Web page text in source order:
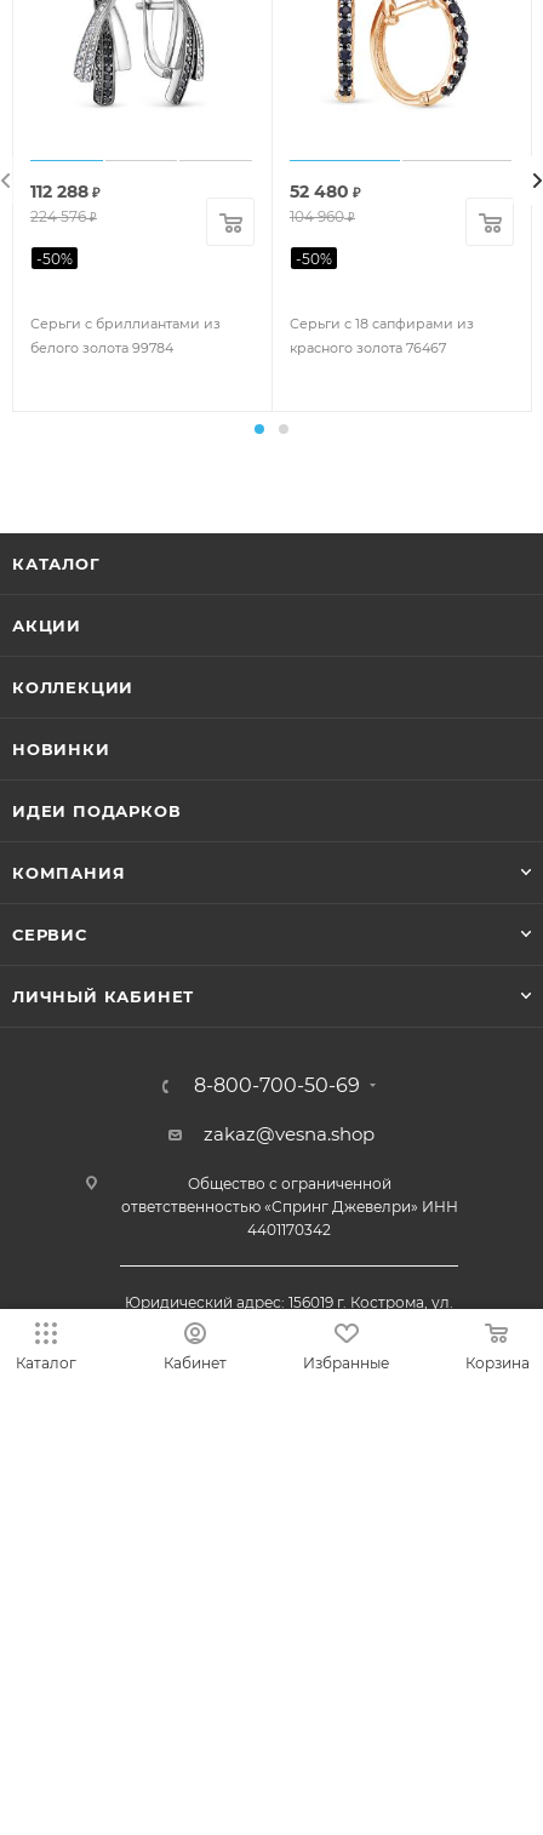
Серьги с бриллиантами из
белого золота 99784
112 288 ₽
224 576₽
-50%
Серьги с 18 сапфирами из
красного золота 76467
52 480 ₽
104 960₽
-50%
КАТАЛОГ
АКЦИИ
КОЛЛЕКЦИИ
НОВИНКИ
ИДЕИ ПОДАРКОВ
КОМПАНИЯ
СЕРВИС
ЛИЧНЫЙ КАБИНЕТ
8-800-700-50-69
zakaz@vesna.shop
Общество с ограниченной
ответственностью «Спринг Джевелри» ИНН
4401170342
Юридический адрес: 156019 г. Кострома, ул.
Индустриальная, д. 50/2, помещение 9, к. 19.
Каталог Кабинет Избранные Корзина